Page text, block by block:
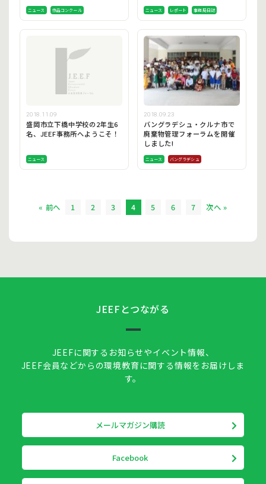
ニュース 作品コンクール ニュース レポート 事務局日誌
2018.11.09
盛岡市立下橋中学校の2年生6
名、JEEF事務所へようこそ！
ニュース
2018.09.23
バングラデシュ・クルナ市で
廃棄物管理フォーラムを開催
しました!
ニュース バングラデシュ
« 前へ 1 2 3 4 5 6 7 次へ »
JEEFとつながる
JEEFに関するお知らせやイベント情報、
JEEF会員などからの環境教育に関する情報をお届けしま
す。
メールマガジン購読
Facebook